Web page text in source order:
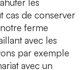
cas de conserver
ferme
avec les
par exemple
avec un